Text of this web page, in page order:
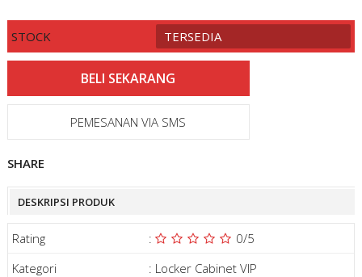
STOCK TERSEDIA
PEMESANAN VIA SMS
SHARE
DESKRIPSI PRODUK
Rating : 0/5
Kategori
: Locker Cabinet VIP